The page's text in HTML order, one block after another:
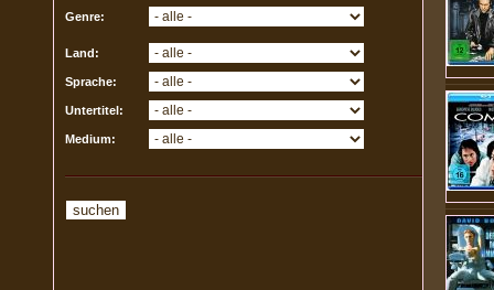
Genre:
Land:
Sprache:
Untertitel:
Medium: